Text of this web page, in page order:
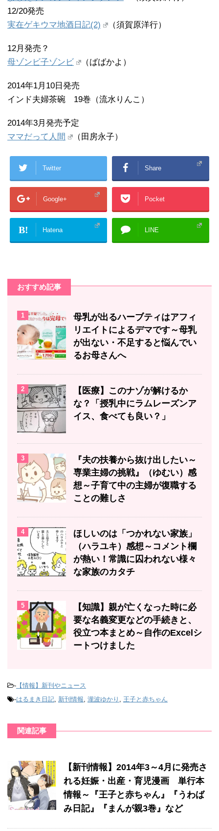
12/20発売
実在ゲキウマ地酒日記(2)
（須賀原洋行）
12月発売？
母ゾンビ子ゾンビ
（ばばかよ）
2014年1月10日発売
インド夫婦茶碗 19巻（流水りんこ）
2014年3月発売予定
ママだって人間
（田房永子）
Twitter Share
Google+ Pocket
B! Hatena LINE
おすすめ記事
1
母乳が出るハーブティはアフィ
リエイトによるデマです～母乳
が出ない・不足すると悩んでい
るお母さんへ
2
【医療】このナゾが解けるか
な？「授乳中にラムレーズンア
イス、食べても良い？」
3
『夫の扶養から抜け出したい～
専業主婦の挑戦』（ゆむい）感
想～子育て中の主婦が復職する
ことの難しさ
4
ほしいのは「つかれない家族」
（ハラユキ）感想～コメント欄
が熱い！常識に囚われない様々
な家族のカタチ
5
【知識】親が亡くなった時に必
要な名義変更などの手続きと、
役立つ本まとめ～自作のExcelシ
ートつけました
- 【情報】新刊やニュース
-はるまき日記, 新刊情報, 瀧波ゆかり , 王子と赤ちゃん
関連記事
【新刊情報】2014年3～4月に発売さ
れる妊娠・出産・育児漫画 単行本
情報～『王子と赤ちゃん』『うわば
み日記』『まんが親3巻』など